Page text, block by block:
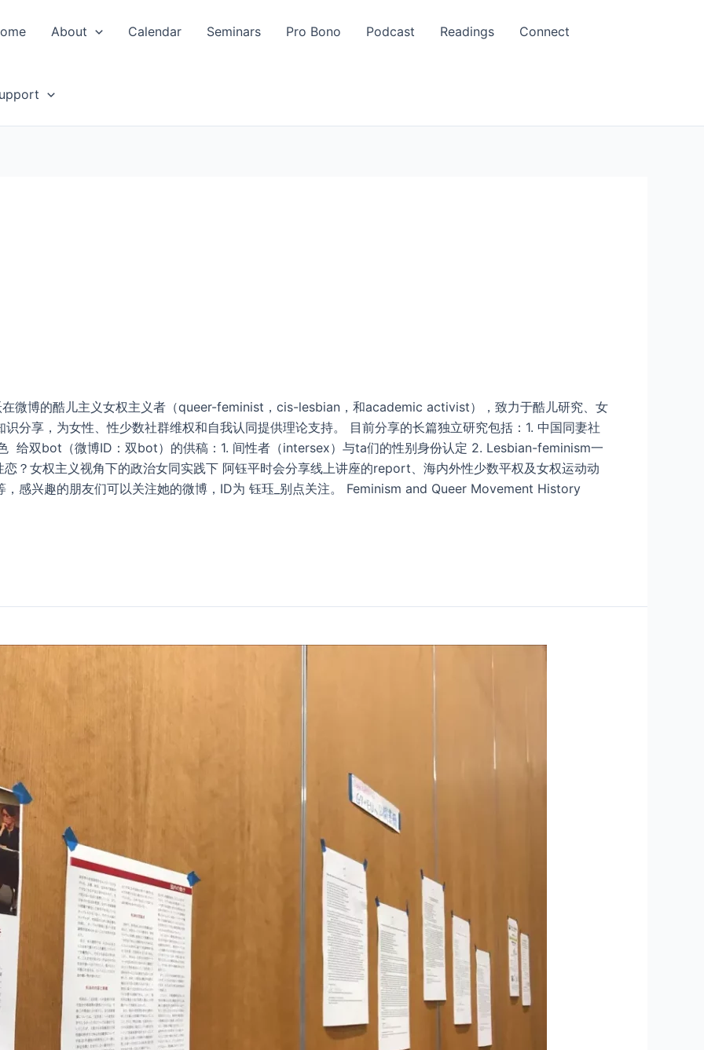
About Calendar Seminars Pro Bono Podcast Readings Connect
微博的酷儿主义女权主义者（queer-feminist，cis-lesbian，和academic activist），致力于酷儿研究、女
分享，为女性、性少数社群维权和自我认同提供理论支持。 目前分享的长篇独立研究包括：1. 中国同妻社
给双bot（微博ID：双bot）的供稿：1. 间性者（intersex）与ta们的性别身份认定 2. Lesbian-feminism一
？女权主义视角下的政治女同实践下 阿钰平时会分享线上讲座的report、海内外性少数平权及女权运动动
，感兴趣的朋友们可以关注她的微博，ID为 钰珏_别点关注。 Feminism and Queer Movement History